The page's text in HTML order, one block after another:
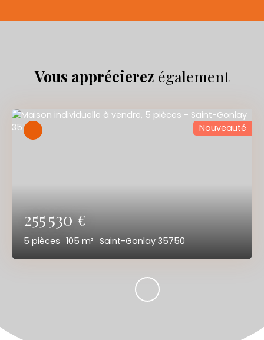
Vous apprécierez également
255 530€
5 pièces 105 m² Saint-Gonlay 35750
Nouveauté